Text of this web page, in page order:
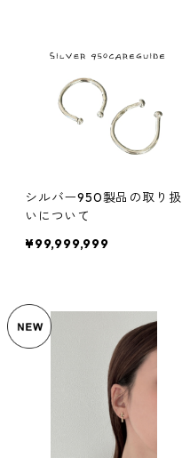
シルバー950製品の取り扱
いについて
¥99,999,999